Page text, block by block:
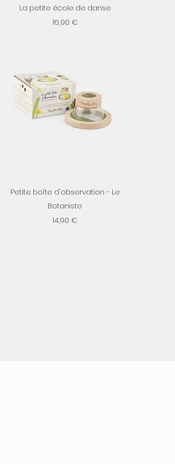
La petite école de danse
Prix
16,90 €
Aperçu rapide
Petite boîte d'observation - Le
Botaniste
Prix
14,90 €